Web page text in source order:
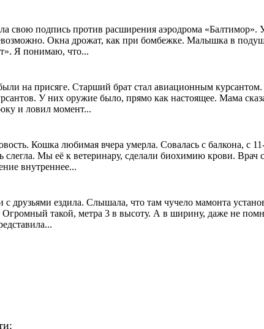
свою подпись против расширения аэродрома
Окна дрожат, как при бомбежке. Малышка в
Я понимаю, что...
на присяге. Старший брат стал авиационным курсантом.
У них оружие было, прямо как настоящее. Мама
и ловил момент...
Кошка любимая вчера умерла. Совалась с балкона, с
слегла. Мы её к ветеринару, сделали биохимию крови.
внутреннее...
с друзьями ездила. Слышала, что там чучело мамонта
такой, метра 3 в высоту. А в ширину, даже не